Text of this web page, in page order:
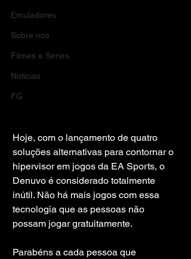
Emuladores
Sobre nos
Filmes e Series
Noticias
FG
Hoje, com o lançamento de quatro
soluções alternativas para contornar o
hipervisor em jogos da EA Sports, o
Denuvo é considerado totalmente
inútil. Não há mais jogos com essa
tecnologia que as pessoas não
possam jogar gratuitamente.
Parabéns a cada pessoa que